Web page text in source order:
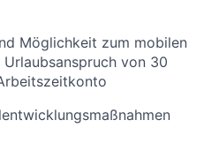
Möglichkeit zum mobilen
von 30